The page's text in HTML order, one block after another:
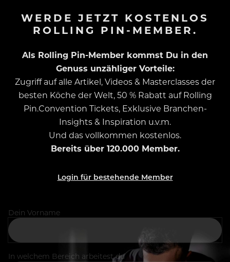
WERDE JETZT KOSTENLOS
ROLLING PIN-MEMBER.
Als Rolling Pin-Member kommst Du in den
Genuss unzähliger Vorteile:
Zugriff auf alle Artikel, Videos & Masterclasses der
besten Köche der Welt, 50 % Rabatt auf Rolling
Pin.Convention Tickets, Exklusive Branchen-
Insights & Inspiration u.v.m.
Und das vollkommen kostenlos.
Bereits über 120.000 Member.
Login für bestehende Member
Dein Vorname
In welchem Bereich arbeitest du